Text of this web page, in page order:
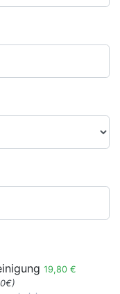
19,80 €